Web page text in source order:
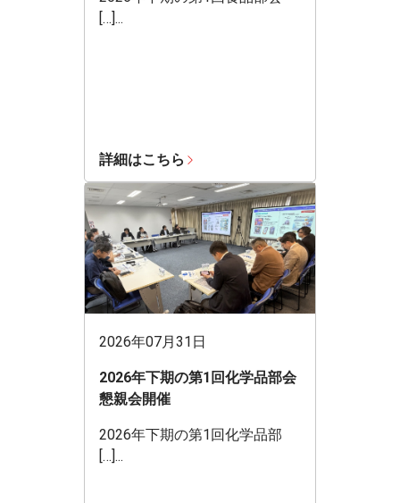
[…]...
詳細はこちら
2026年07月31日
2026年下期の第1回化学品部会
懇親会開催
2026年下期の第1回化学品部
[…]...